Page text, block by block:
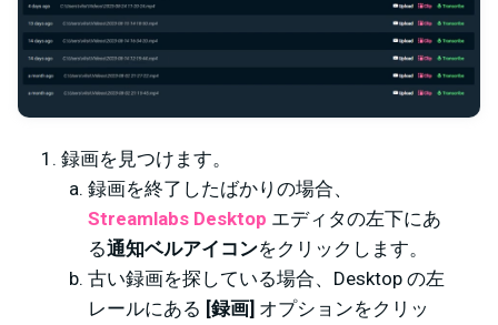
録画を見つけます。
録画を終了したばかりの場合、
Streamlabs Desktop エディタの左下にあ
る通知ベルアイコンをクリックします。
古い録画を探している場合、Desktop の左
レールにある [録画] オプションをクリッ